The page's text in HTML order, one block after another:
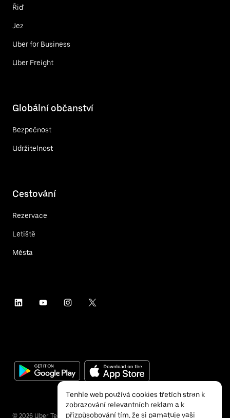
Řiď
Jez
Uber for Business
Uber Freight
Globální občanství
Bezpečnost
Udržitelnost
Cestování
Rezervace
Letiště
Města
© 2026 Uber Technologies Inc.
Tenhle web používá cookies třetích stran k
zobrazování relevantních reklam a k
přizpůsobování tím, že si pamatuje vaši